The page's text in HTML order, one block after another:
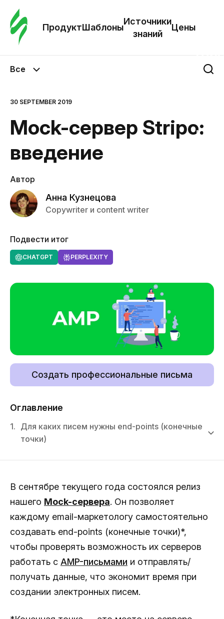
ПродуктШаблоны
Источники
знаний
Цены
Все
30 SEPTEMBER 2019
Mock-сервер Stripo:
введение
Автор
Анна Кузнецова
Copywriter и content writer
Подвести итог
CHATGPT PERPLEXITY
Создать профессиональные письма
Оглавление
1. Для каких писем нужны end-points (конечные
точки)
В сентябре текущего года состоялся релиз
нашего Mock-сервера. Он позволяет
каждому email-маркетологу самостоятельно
создавать end-points (конечные точки)*,
чтобы проверять возможность их серверов
работать с AMP-письмами и отправлять/
получать данные, что экономит время при
создании электронных писем.